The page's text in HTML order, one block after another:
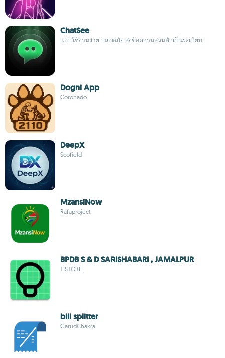
ChatSee
แอปใช้งานง่าย ปลอดภัย ส่งข้อความส่วนตัวเป็นระเบียบ
Dogni App
Coronado
DeepX
Scofield
MzansiNow
Rafaproject
BPDB S & D SARISHABARI , JAMALPUR
T STORE
bill splitter
GarudChakra